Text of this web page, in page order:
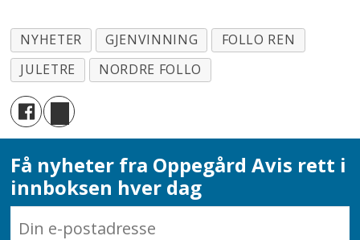
NYHETER GJENVINNING
FOLLO REN
JULETRE
NORDRE FOLLO
Få nyheter fra Oppegård Avis rett i
innboksen hver dag